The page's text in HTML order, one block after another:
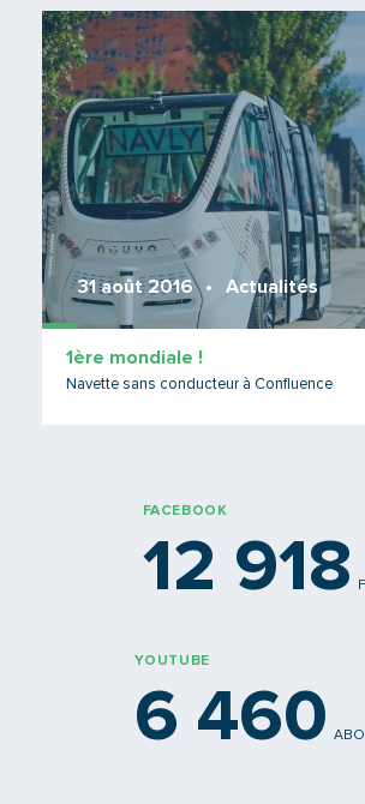
31 août 2016 Actualités
1ère mondiale !
Navette sans conducteur à Confluence
FACEBOOK
12 918
YOUTUBE
6 460